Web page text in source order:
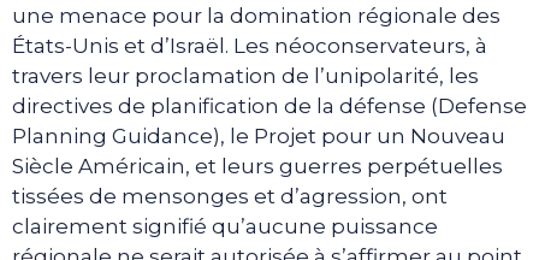
une menace pour la domination régionale des
États-Unis et d’Israël. Les néoconservateurs, à
travers leur proclamation de l’unipolarité, les
directives de planification de la défense (Defense
Planning Guidance), le Projet pour un Nouveau
Siècle Américain, et leurs guerres perpétuelles
tissées de mensonges et d’agression, ont
clairement signifié qu’aucune puissance